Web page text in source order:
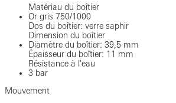
Matériau du boîtier
Or gris 750/1000
Dos du boîtier: verre saphir
Dimension du boîtier
Diamètre du boîtier: 39,5 mm
Épaisseur du boîtier: 11 mm
Résistance à l'eau
3 bar
Mouvement